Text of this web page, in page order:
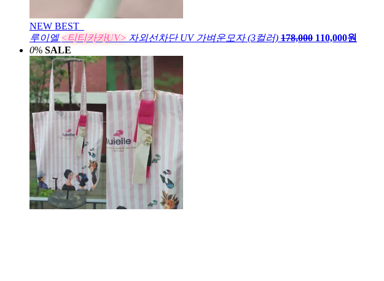
NEW BEST
루이엘 <티티카카UV> 자외선차단 UV 가벼운모자 (3컬러) 178,000 110,000원
0% SALE